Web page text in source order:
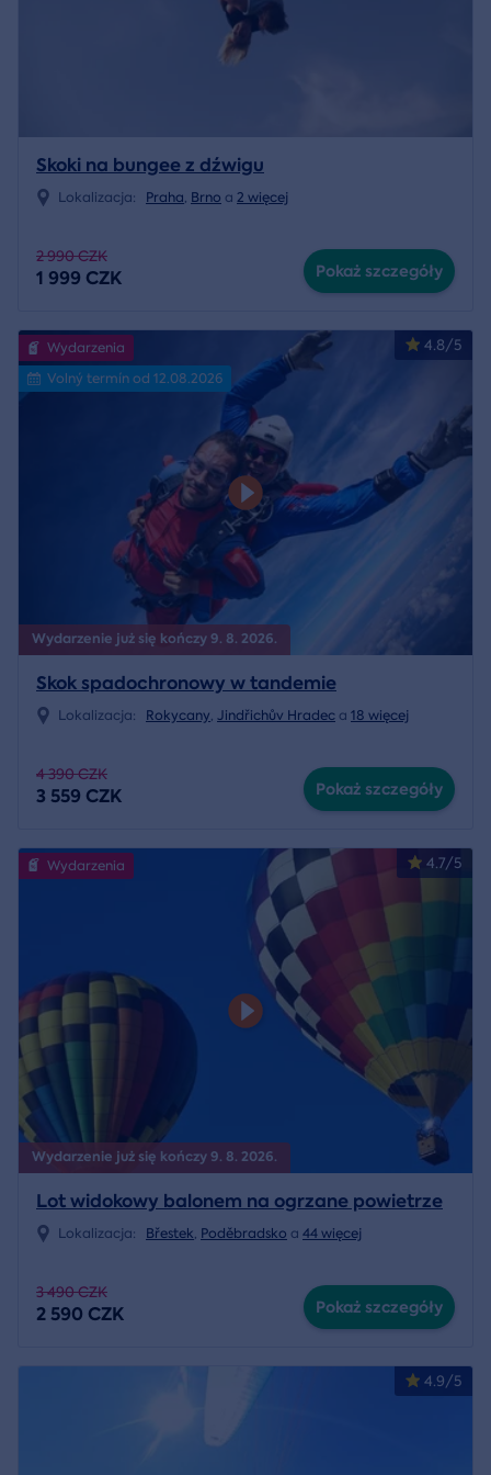
Skoki na bungee z dźwigu
Lokalizacja: Praha, Brno a 2 więcej
2 990 CZK
1 999 CZK Pokaż szczegóły
Wydarzenie już się kończy 9. 8. 2026.
4.8/5
Wydarzenia
Volný termín od 12.08.2026
Skok spadochronowy w tandemie
Lokalizacja: Rokycany, Jindřichův Hradec a 18 więcej
4 390 CZK
3 559 CZK Pokaż szczegóły
Wydarzenie już się kończy 9. 8. 2026.
4.7/5
Wydarzenia
Lot widokowy balonem na ogrzane powietrze
Lokalizacja: Břestek, Poděbradsko a 44 więcej
3 490 CZK
2 590 CZK Pokaż szczegóły
4.9/5